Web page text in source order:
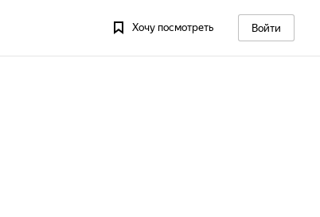
Хочу посмотреть Войти